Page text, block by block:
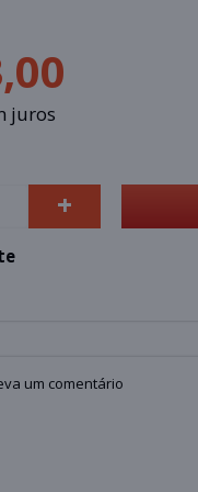
juros
+
um comentário